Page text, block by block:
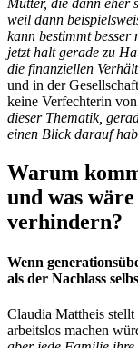
Mütter, die dann eher
weil dann
kann bestimmt besser
jetzt halt gerade zu
die finanziellen
und in der
keine Verfechterin
dieser Thematik,
einen Blick darauf
Warum
und was
verhindern?
Wenn
als der Nachlass
Claudia Mattheis
arbeitslos machen